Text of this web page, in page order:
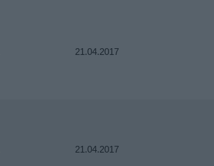
21.04.2017
21.04.2017